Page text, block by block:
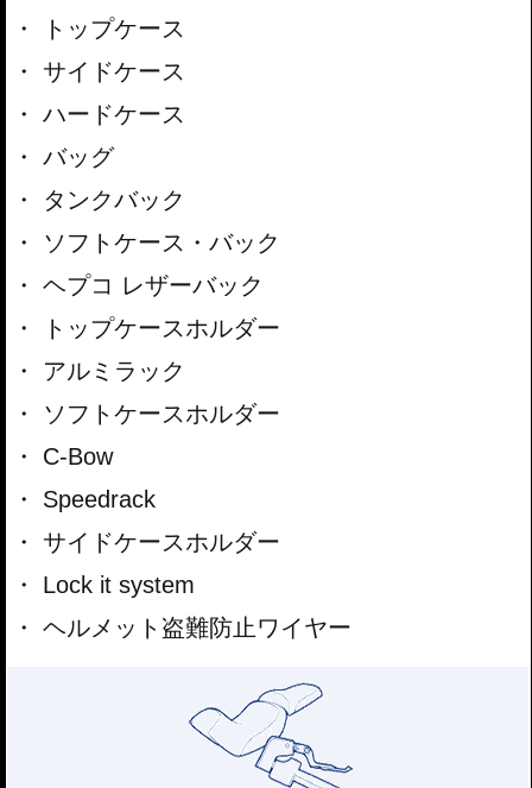
トップケース
サイドケース
ハードケース
バッグ
タンクバック
ソフトケース・バック
ヘプコ レザーバック
トップケースホルダー
アルミラック
ソフトケースホルダー
C-Bow
Speedrack
サイドケースホルダー
Lock it system
ヘルメット盗難防止ワイヤー